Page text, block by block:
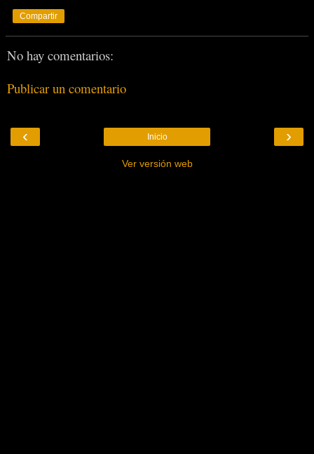
Compartir
No hay comentarios:
Publicar un comentario
‹ ›
Inicio
Ver versión web